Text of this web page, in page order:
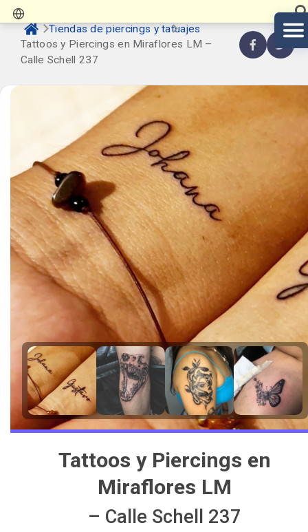
Tiendas de piercings y tatuajes
Tattoos y Piercings en Miraflores LM –
Calle Schell 237
Tattoos y Piercings en
Miraflores LM
– Calle Schell 237